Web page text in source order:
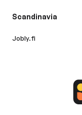
Scandinavia
Jobly.fi